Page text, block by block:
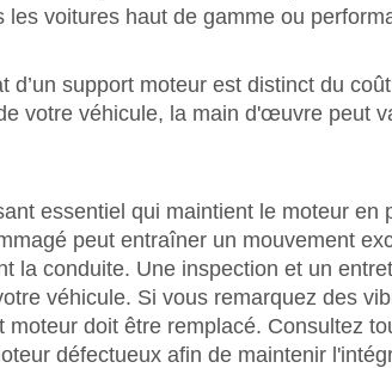
voitures haut de gamme ou
d’un support moteur est distinct du
votre véhicule, la main d'œuvre peut
essentiel qui maintient le moteur
peut entraîner un mouvement
la conduite. Une inspection et un
véhicule. Si vous remarquez des
doit être remplacé. Consultez
défectueux afin de maintenir